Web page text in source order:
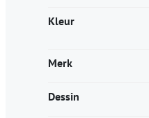
Kleur
Merk
Dessin